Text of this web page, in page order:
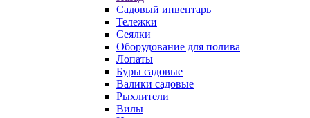
Садовый инвентарь
Тележки
Сеялки
Оборудование для полива
Лопаты
Буры садовые
Валики садовые
Рыхлители
Вилы